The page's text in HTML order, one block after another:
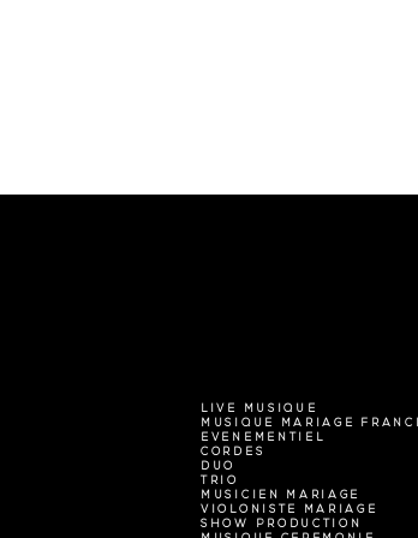
LIVE MUSIQUE
MUSIQUE MARIAGE
EVENEMENTIEL
CORDES
DUO
TRIO
MUSICIEN MARIAGE
VIOLONISTE MARIAGE
SHOW PRODUCTION